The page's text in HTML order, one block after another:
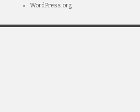
WordPress.org